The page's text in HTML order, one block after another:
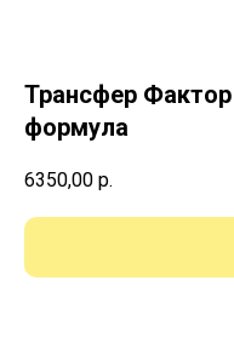
Трансфер
формула
6350,00 р.